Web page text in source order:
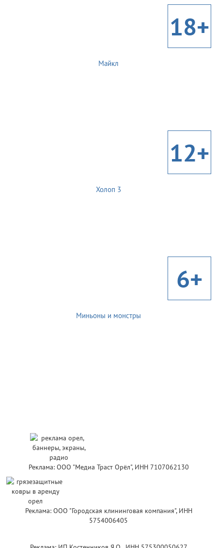
18+
Майкл
12+
Холоп 3
6+
Миньоны и монстры
Реклама: ООО "Медиа Траст Орёл", ИНН 7107062130
Реклама: ООО "Городская клининговая компания", ИНН
5754006405